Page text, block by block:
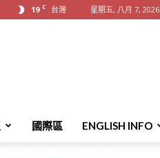
19 C 台灣 星期五, 八月 7, 2026
國際區 ENGLISH INFO